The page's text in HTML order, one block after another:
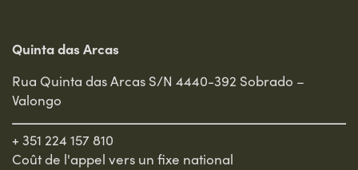
Quinta das Arcas
Rua Quinta das Arcas S/N 4440-392 Sobrado –
Valongo
+ 351 224 157 810
Coût de l'appel vers un fixe national